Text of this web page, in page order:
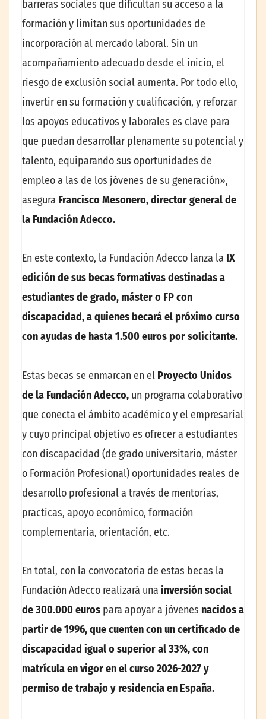
barreras sociales que dificultan su acceso a la
formación y limitan sus oportunidades de
incorporación al mercado laboral. Sin un
acompañamiento adecuado desde el inicio, el
riesgo de exclusión social aumenta. Por todo ello,
invertir en su formación y cualificación, y reforzar
los apoyos educativos y laborales es clave para
que puedan desarrollar plenamente su potencial y
talento, equiparando sus oportunidades de
empleo a las de los jóvenes de su generación»,
asegura Francisco Mesonero, director general de
la Fundación Adecco.
En este contexto, la Fundación Adecco lanza la IX
edición de sus becas formativas destinadas a
estudiantes de grado, máster o FP con
discapacidad, a quienes becará el próximo curso
con ayudas de hasta 1.500 euros por solicitante.
Estas becas se enmarcan en el Proyecto Unidos
de la Fundación Adecco, un programa colaborativo
que conecta el ámbito académico y el empresarial
y cuyo principal objetivo es ofrecer a estudiantes
con discapacidad (de grado universitario, máster
o Formación Profesional) oportunidades reales de
desarrollo profesional a través de mentorías,
practicas, apoyo económico, formación
complementaria, orientación, etc.
En total, con la convocatoria de estas becas la
Fundación Adecco realizará una inversión social
de 300.000 euros para apoyar a jóvenes nacidos a
partir de 1996, que cuenten con un certificado de
discapacidad igual o superior al 33%, con
matrícula en vigor en el curso 2026-2027 y
permiso de trabajo y residencia en España.